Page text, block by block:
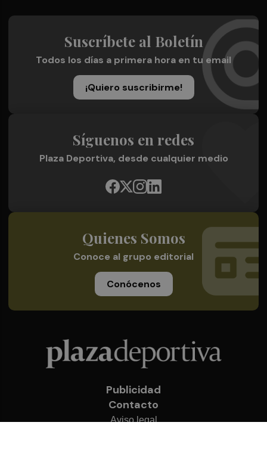
Suscríbete al Boletín
Todos los días a primera hora en tu email
¡Quiero suscribirme!
Síguenos en redes
Plaza Deportiva, desde cualquier medio
Quienes Somos
Conoce al grupo editorial
Conócenos
Publicidad
Contacto
Aviso legal